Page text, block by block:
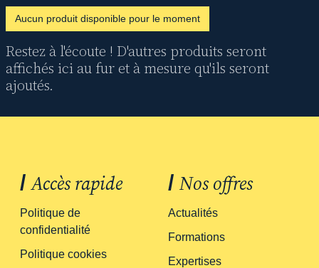
Aucun produit disponible pour le moment
Restez à l'écoute ! D'autres produits seront
affichés ici au fur et à mesure qu'ils seront
ajoutés.
/ Accès rapide
Politique de
confidentialité
Politique cookies
/ Nos offres
Actualités
Formations
Expertises